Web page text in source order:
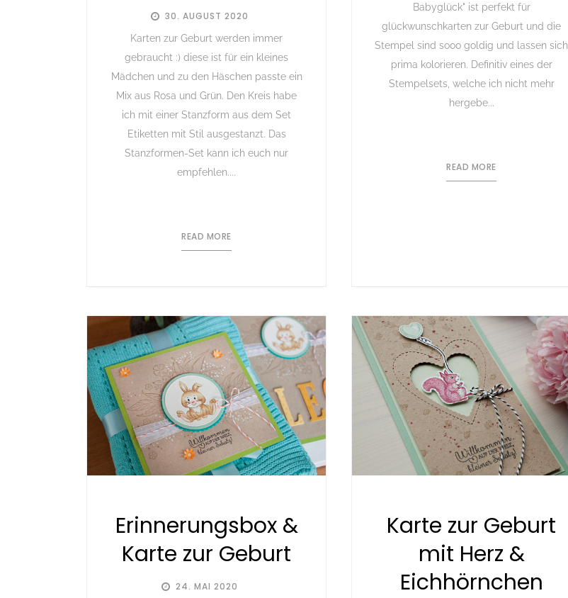
30. AUGUST 2020
Karten zur Geburt werden immer
gebraucht :) diese ist für ein kleines
Mädchen und zu den Häschen passte ein
Mix aus Rosa und Grün. Den Kreis habe
ich mit einer Stanzform aus dem Set
Etiketten mit Stil ausgestanzt. Das
Stanzformen-Set kann ich euch nur
empfehlen....
READ MORE
Babyglück" ist perfekt für
glückwunschkarten zur Geburt und die
Stempel sind sooo goldig und lassen sich
prima kolorieren. Definitiv eines der
Stempelsets, welche ich nicht mehr
hergebe...
READ MORE
24. MAI 2020
Erinnerungsbox &
Karte zur Geburt
Karte zur Geburt
mit Herz &
Eichhörnchen